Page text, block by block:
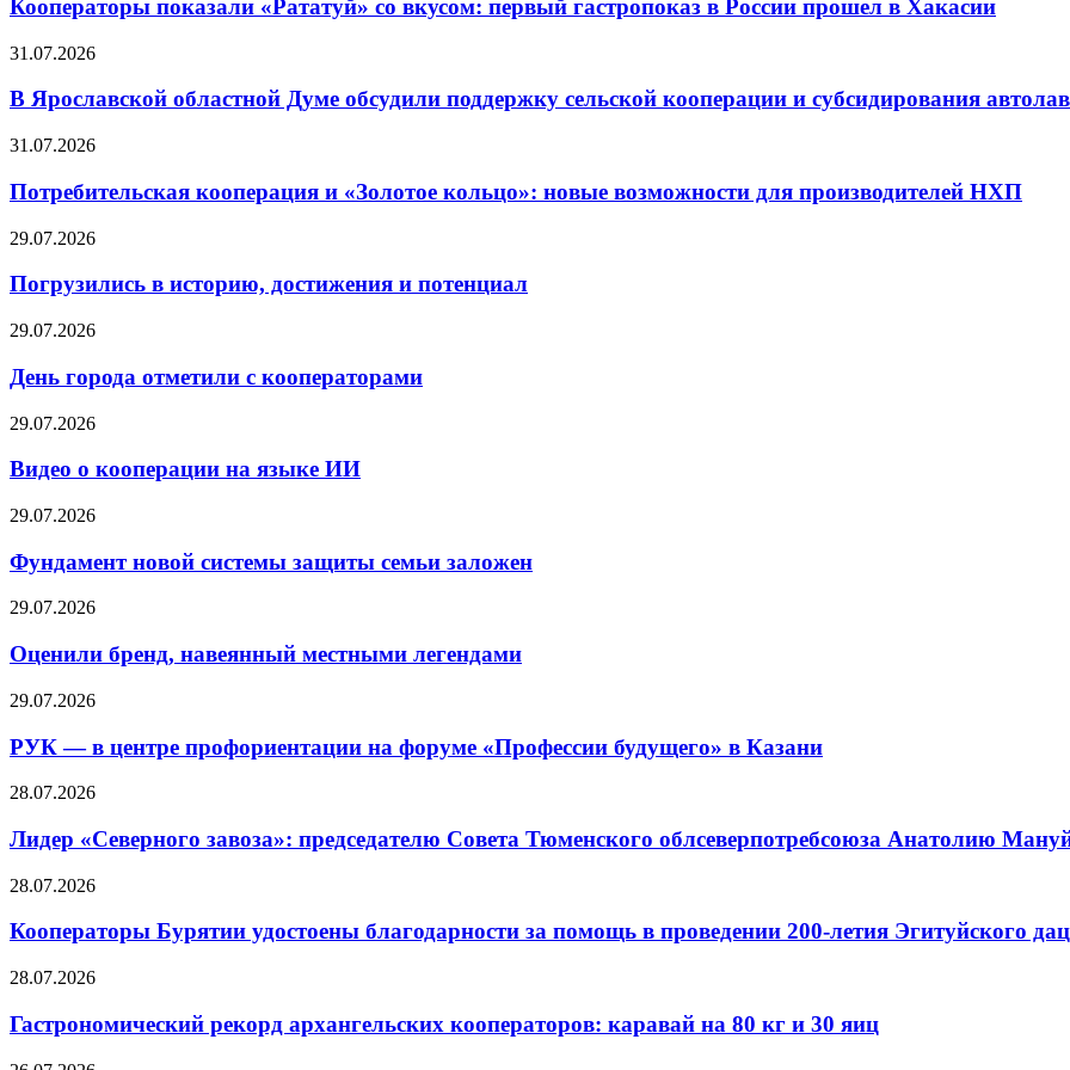
Кооператоры показали «Рататуй» со вкусом: первый гастропоказ в России прошел в Хакасии
31.07.2026
В Ярославской областной Думе обсудили поддержку сельской кооперации и субсидирования
31.07.2026
Потребительская кооперация и «Золотое кольцо»: новые возможности для производителей НХП
29.07.2026
Погрузились в историю, достижения и потенциал
29.07.2026
День города отметили с кооператорами
29.07.2026
Видео о кооперации на языке ИИ
29.07.2026
Фундамент новой системы защиты семьи заложен
29.07.2026
Оценили бренд, навеянный местными легендами
29.07.2026
РУК — в центре профориентации на форуме «Профессии будущего» в Казани
28.07.2026
Лидер «Северного завоза»: председателю Совета Тюменского облсеверпотребсоюза Анатолию
28.07.2026
Кооператоры Бурятии удостоены благодарности за помощь в проведении 200-летия Эгитуйского
28.07.2026
Гастрономический рекорд архангельских кооператоров: каравай на 80 кг и 30 яиц